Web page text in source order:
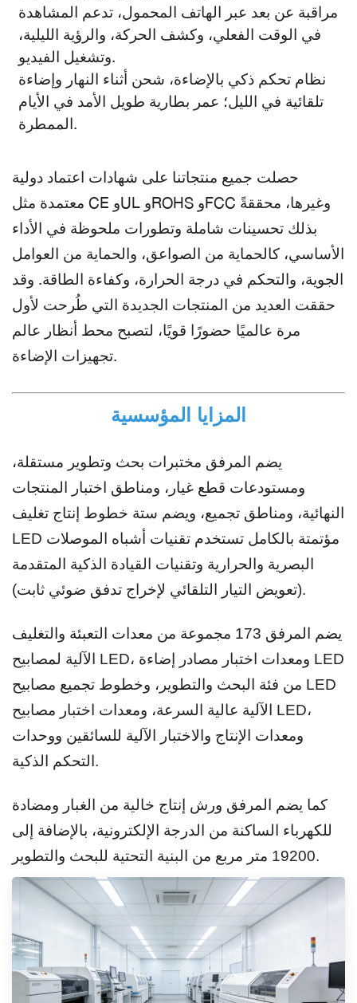
مراقبة عن بعد عبر الهاتف المحمول، تدعم المشاهدة
في الوقت الفعلي، وكشف الحركة، والرؤية الليلية،
وتشغيل الفيديو.
نظام تحكم ذكي بالإضاءة، شحن أثناء النهار وإضاءة
تلقائية في الليل؛ عمر بطارية طويل الأمد في الأيام
الممطرة.
حصلت جميع منتجاتنا على شهادات اعتماد دولية
معتمدة مثل CE وUL وROHS وFCC وغيرها، محققةً
بذلك تحسينات شاملة وتطورات ملحوظة في الأداء
الأساسي، كالحماية من الصواعق، والحماية من العوامل
الجوية، والتحكم في درجة الحرارة، وكفاءة الطاقة. وقد
حققت العديد من المنتجات الجديدة التي طُرحت لأول
مرة عالميًا حضورًا قويًا، لتصبح محط أنظار عالم
تجهيزات الإضاءة.
المزايا المؤسسية
يضم المرفق مختبرات بحث وتطوير مستقلة،
ومستودعات قطع غيار، ومناطق اختبار المنتجات
النهائية، ومناطق تجميع، ويضم ستة خطوط إنتاج تغليف
LED مؤتمتة بالكامل تستخدم تقنيات أشباه الموصلات
البصرية والحرارية وتقنيات القيادة الذكية المتقدمة
(تعويض التيار التلقائي لإخراج تدفق ضوئي ثابت).
يضم المرفق 173 مجموعة من معدات التعبئة والتغليف
الآلية لمصابيح LED، ومعدات اختبار مصادر إضاءة LED
من فئة البحث والتطوير، وخطوط تجميع مصابيح LED
الآلية عالية السرعة، ومعدات اختبار مصابيح LED،
ومعدات الإنتاج والاختبار الآلية للسائقين ووحدات
التحكم الذكية.
كما يضم المرفق ورش إنتاج خالية من الغبار ومضادة
للكهرباء الساكنة من الدرجة الإلكترونية، بالإضافة إلى
19200 متر مربع من البنية التحتية للبحث والتطوير.